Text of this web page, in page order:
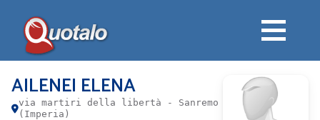
AILENEI ELENA
via martiri della libertà - Sanremo
(Imperia)